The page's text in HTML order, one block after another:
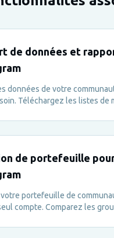
de données et
données de votre
Téléchargez les listes de
approfondie ou des
de portefeuille
portefeuille de
compte. Comparez les